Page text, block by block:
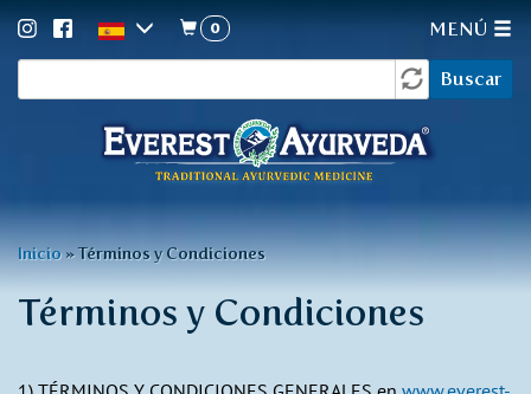
de
búsqueda
Buscar
0 MENÚ
Usted
está
aquí
Inicio »Términos y Condiciones
Términos y Condiciones